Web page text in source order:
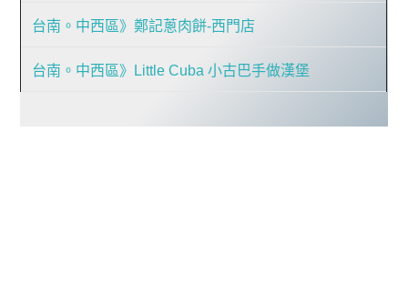
台南。中西區》鄭記蔥肉餅-西門店
台南。中西區》Little Cuba 小古巴手做漢堡